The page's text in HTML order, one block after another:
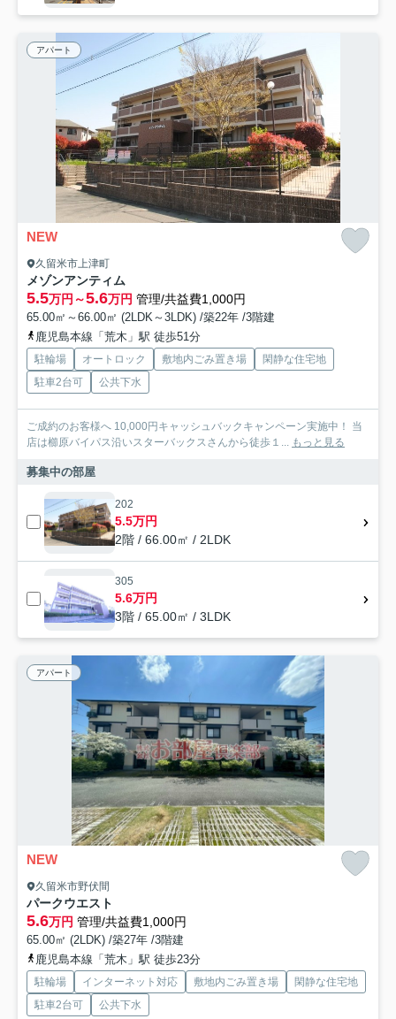
アパート
NEW
久留米市上津町
メゾンアンティム
5.5万円～5.6万円 管理/共益費1,000円
65.00㎡～66.00㎡ (2LDK～3LDK) /築22年 /3階建
鹿児島本線「荒木」駅 徒歩51分
駐輪場 オートロック 敷地内ごみ置き場
閑静な住宅地
駐車2台可
公共下水
ご成約のお客様へ 10,000円キャッシュバックキャンペーン実施中！ 当
店は櫛原バイパス沿いスターバックスさんから徒歩１...
もっと見る
募集中の部屋
202
5.5万円
2階 / 66.00㎡ / 2LDK
305
5.6万円
3階 / 65.00㎡ / 3LDK
アパート
NEW
久留米市野伏間
パークウエスト
5.6万円 管理/共益費1,000円
65.00㎡ (2LDK) /築27年 /3階建
鹿児島本線「荒木」駅 徒歩23分
駐輪場 インターネット対応 敷地内ごみ置き場
閑静な住宅地
駐車2台可
公共下水